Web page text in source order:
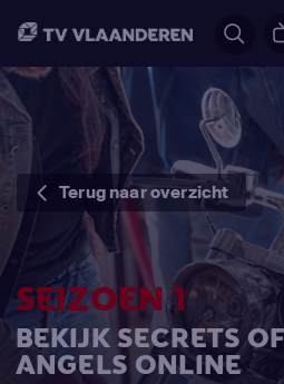
Terug naar overzicht
SEIZOEN 1
BEKIJK SECRETS
ANGELS ONLINE